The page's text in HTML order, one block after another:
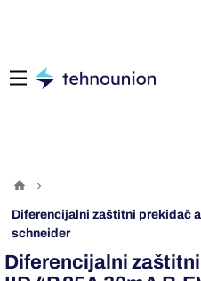
diferencijalni zaštitni prekidač acti 9 iid 4p 25a 30ma b-ev tip
schneider
Diferencijalni